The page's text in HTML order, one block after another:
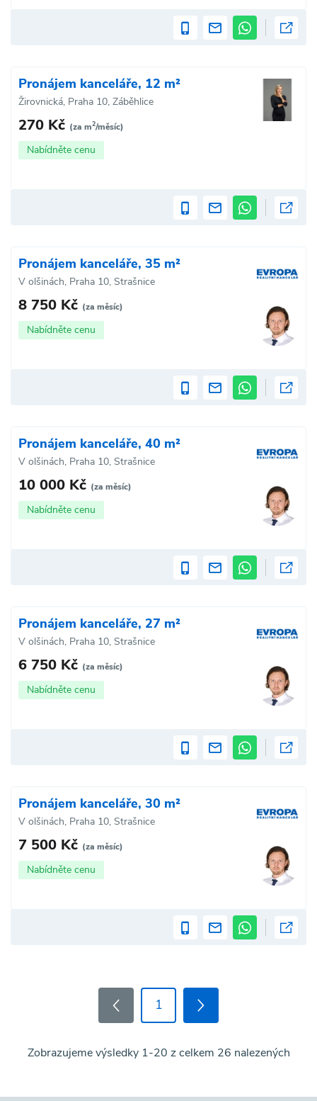
Pronájem kanceláře, 12 m²
Žirovnická, Praha 10, Záběhlice
270 Kč (za m2/měsíc)
Nabídněte cenu
Pronájem kanceláře, 35 m²
V olšinách, Praha 10, Strašnice
8 750 Kč (za měsíc)
Nabídněte cenu
Pronájem kanceláře, 40 m²
V olšinách, Praha 10, Strašnice
10 000 Kč (za měsíc)
Nabídněte cenu
Pronájem kanceláře, 27 m²
V olšinách, Praha 10, Strašnice
6 750 Kč (za měsíc)
Nabídněte cenu
Pronájem kanceláře, 30 m²
V olšinách, Praha 10, Strašnice
7 500 Kč (za měsíc)
Nabídněte cenu
1
Zobrazujeme výsledky 1-20 z celkem 26 nalezených